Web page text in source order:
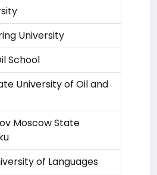
University
School
University of Oil and
Moscow State
of Languages